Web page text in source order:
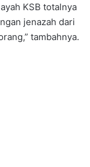
KSB totalnya
jenazah dari
tambahnya.